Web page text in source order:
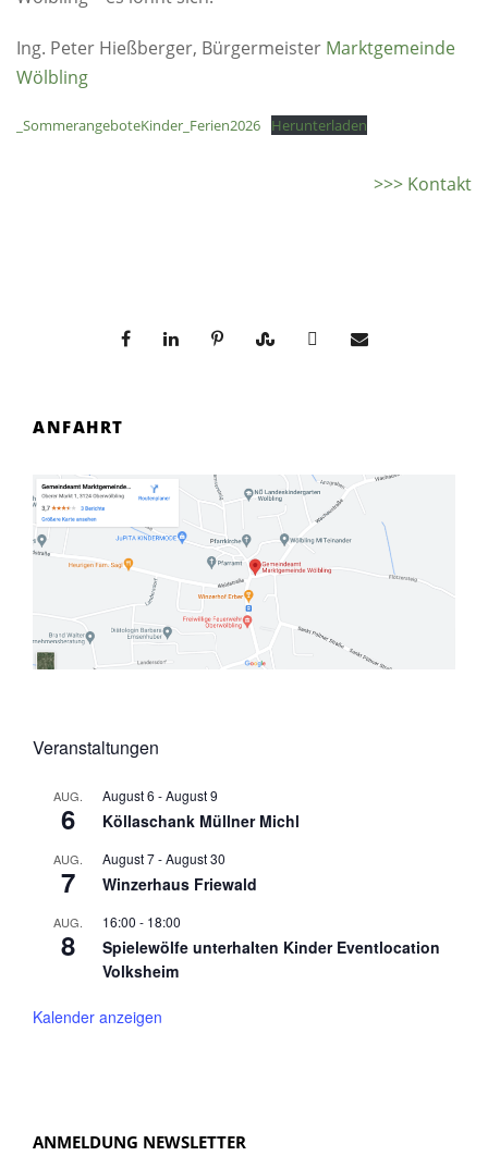
Ing. Peter Hießberger, Bürgermeister Marktgemeinde
Wölbling
_SommerangeboteKinder_Ferien2026 Herunterladen
>>> Kontakt
ANFAHRT
Veranstaltungen
AUG.
6
August 6 -August 9
Köllaschank Müllner Michl
AUG.
7
August 7-August 30
Winzerhaus Friewald
AUG.
8
16:00 - 18:00
Spielewölfe unterhalten Kinder Eventlocation
Volksheim
Kalender anzeigen
ANMELDUNG NEWSLETTER